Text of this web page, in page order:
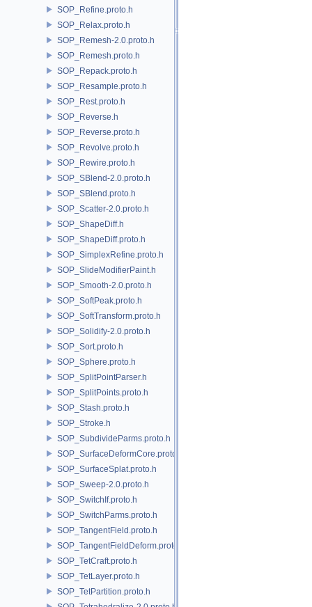
SOP_Refine.proto.h
SOP_Relax.proto.h
SOP_Remesh-2.0.proto.h
SOP_Remesh.proto.h
SOP_Repack.proto.h
SOP_Resample.proto.h
SOP_Rest.proto.h
SOP_Reverse.h
SOP_Reverse.proto.h
SOP_Revolve.proto.h
SOP_Rewire.proto.h
SOP_SBlend-2.0.proto.h
SOP_SBlend.proto.h
SOP_Scatter-2.0.proto.h
SOP_ShapeDiff.h
SOP_ShapeDiff.proto.h
SOP_SimplexRefine.proto.h
SOP_SlideModifierPaint.h
SOP_Smooth-2.0.proto.h
SOP_SoftPeak.proto.h
SOP_SoftTransform.proto.h
SOP_Solidify-2.0.proto.h
SOP_Sort.proto.h
SOP_Sphere.proto.h
SOP_SplitPointParser.h
SOP_SplitPoints.proto.h
SOP_Stash.proto.h
SOP_Stroke.h
SOP_SubdivideParms.proto.h
SOP_SurfaceDeformCore.proto.h
SOP_SurfaceSplat.proto.h
SOP_Sweep-2.0.proto.h
SOP_SwitchIf.proto.h
SOP_SwitchParms.proto.h
SOP_TangentField.proto.h
SOP_TangentFieldDeform.proto.h
SOP_TetCraft.proto.h
SOP_TetLayer.proto.h
SOP_TetPartition.proto.h